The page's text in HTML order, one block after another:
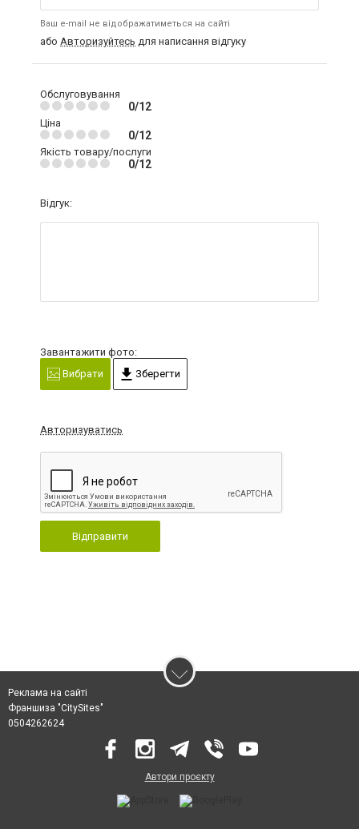
Ваш e-mail не відображатиметься на сайті
або Авторизуйтесь для написання відгуку
Обслуговування
0/12
Ціна
0/12
Якість товару/послуги
0/12
Відгук:
Завантажити фото:
Вибрати
Зберегти
Авторизуватись
Відправити
Реклама на сайті
Франшиза "CitySites"
0504262624
Автори проєкту